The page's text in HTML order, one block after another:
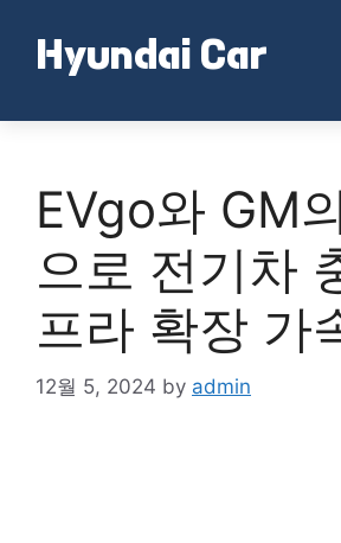
contentHyundai Car
EVgo와 GM
으로 전기차
프라 확장 가
12월 5, 2024 by admin